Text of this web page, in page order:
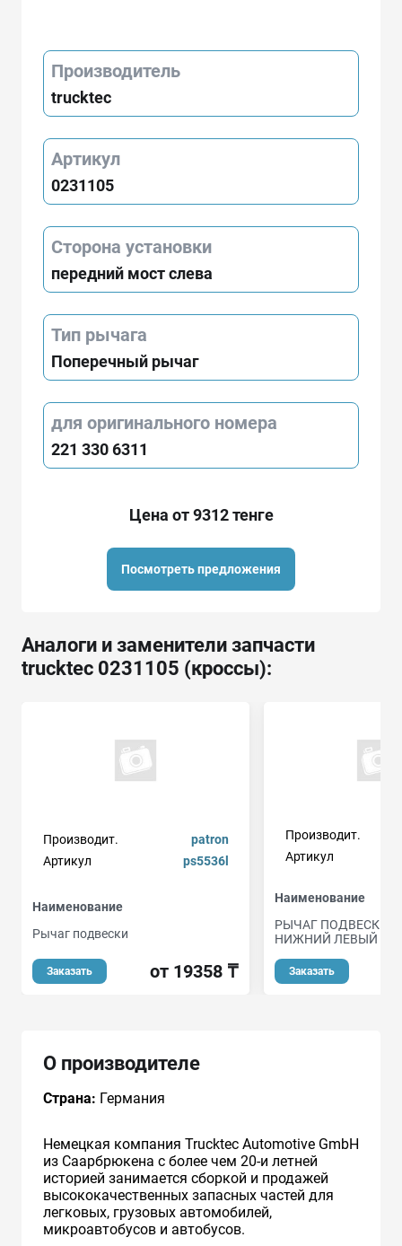
Производитель
trucktec
Артикул
0231105
Сторона установки
передний мост слева
Тип рычага
Поперечный рычаг
для оригинального номера
221 330 6311
Цена от 9312 тенге
Посмотреть предложения
Аналоги и заменители запчасти
trucktec 0231105 (кроссы):
Производит.
patron
Артикул
ps5536l
Наименование
Рычаг подвески
Заказать от 19358 ₸
Производит.
Артикул
Наименование
РЫЧАГ ПОДВЕСКИ -
НИЖНИЙ ЛЕВЫЙ
Заказать
О производителе
Страна: Германия
Немецкая компания Trucktec Automotive GmbH
из Саарбрюкена с более чем 20-и летней
историей занимается сборкой и продажей
высококачественных запасных частей для
легковых, грузовых автомобилей,
микроавтобусов и автобусов.